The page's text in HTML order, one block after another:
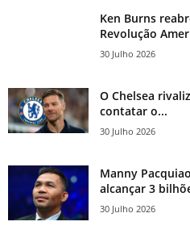
Ken Burns
Revolução
30 Julho 2026
O Chelsea
contatar o...
30 Julho 2026
Manny
alcançar 3
30 Julho 2026